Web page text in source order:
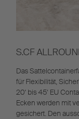
S.CF
Das
für Flexibilität, Sicherheit
20‘ bis 45‘ EU
Ecken werden mit
gesichert. Den